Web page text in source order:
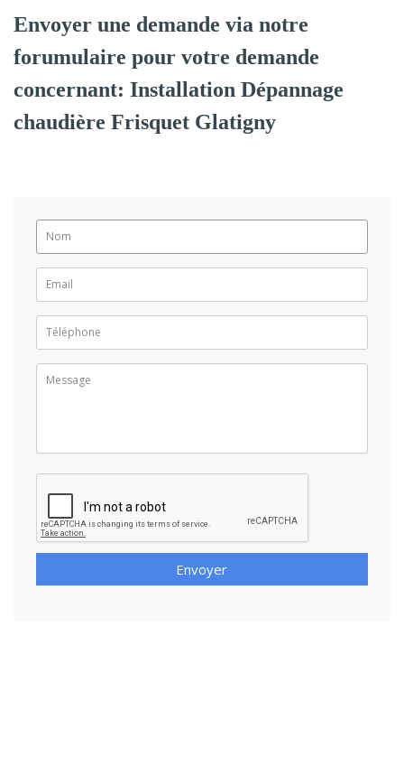
Envoyer une demande via notre
forumulaire pour votre demande
concernant: Installation Dépannage
chaudière Frisquet Glatigny
Envoyer